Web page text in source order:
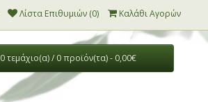
Λίστα Επιθυμιών (0) Καλάθι Αγορών
0 τεμάχιο(α) / 0 προϊόν(τα) - 0,00€